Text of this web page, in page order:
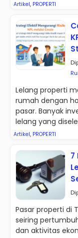
Artikel, PROPERTI
Lelang properti
rumah dengan
pasar. Banyak
lelang yang
Artikel, PROPERTI
7
Pasar properti di
seiring
dan aktivitas